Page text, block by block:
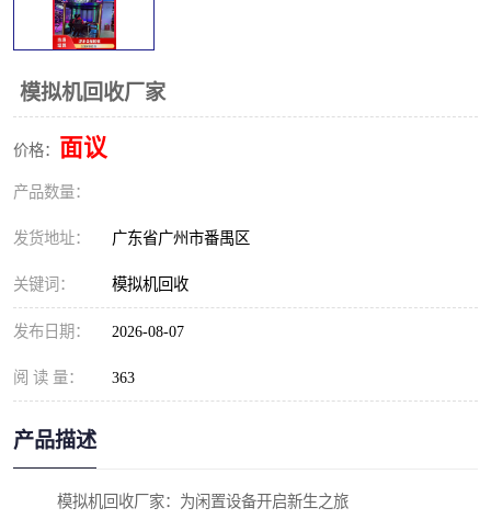
模拟机回收厂家
价格： 面议
产品数量：
发货地址： 广东省广州市番禺区
关键词： 模拟机回收
发布日期： 2026-08-07
阅 读 量： 363
产品描述
模拟机回收厂家：为闲置设备开启新生之旅